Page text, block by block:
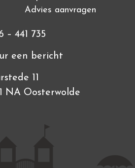
Advies aanvragen
– 441 735
een bericht
11
NA Oosterwolde